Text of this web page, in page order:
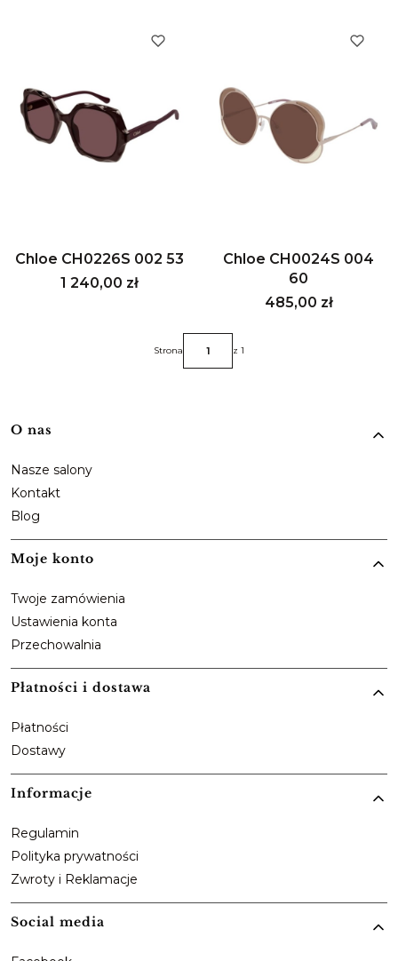
Chloe CH0226S 002 53
Cena
1 240,00 zł
Chloe CH0024S 004
60
Cena
485,00 zł
Strona z 1
Linki w stopce
O nas
Nasze salony
Kontakt
Blog
Moje konto
Twoje zamówienia
Ustawienia konta
Przechowalnia
Płatności i dostawa
Płatności
Dostawy
Informacje
Regulamin
Polityka prywatności
Zwroty i Reklamacje
Social media